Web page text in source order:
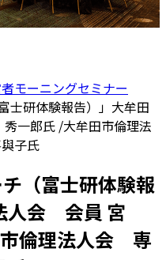
モーニングセミナー
士研体験報告）」大牟田
一郎氏 /大牟田市倫理法
子氏
（富士研体験報
人会 会員 宮
倫理法人会 専